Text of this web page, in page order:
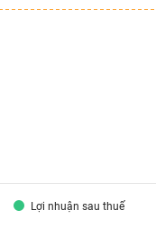
Lợi nhuận sau thuế